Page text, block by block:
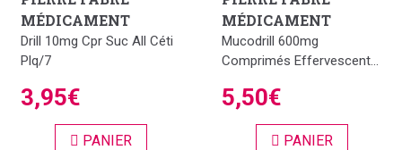
MÉDICAMENT
Drill 10mg Cpr Suc All Céti
Plq/7
3,95€
PANIER
MÉDICAMENT
Mucodrill 600mg
Comprimés Effervescent...
5,50€
PANIER